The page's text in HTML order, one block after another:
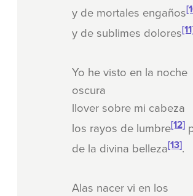
y de mortales engaños
y de sublimes dolores
Yo he visto en la noche
oscura
llover sobre mi cabeza
los rayos de lumbre[12]
de la divina belleza[13].
Alas nacer vi en los